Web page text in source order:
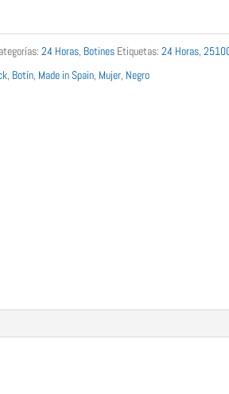
24 Horas, Botines Etiquetas:24 Horas,
, Botín, Made in Spain, Mujer, Negro